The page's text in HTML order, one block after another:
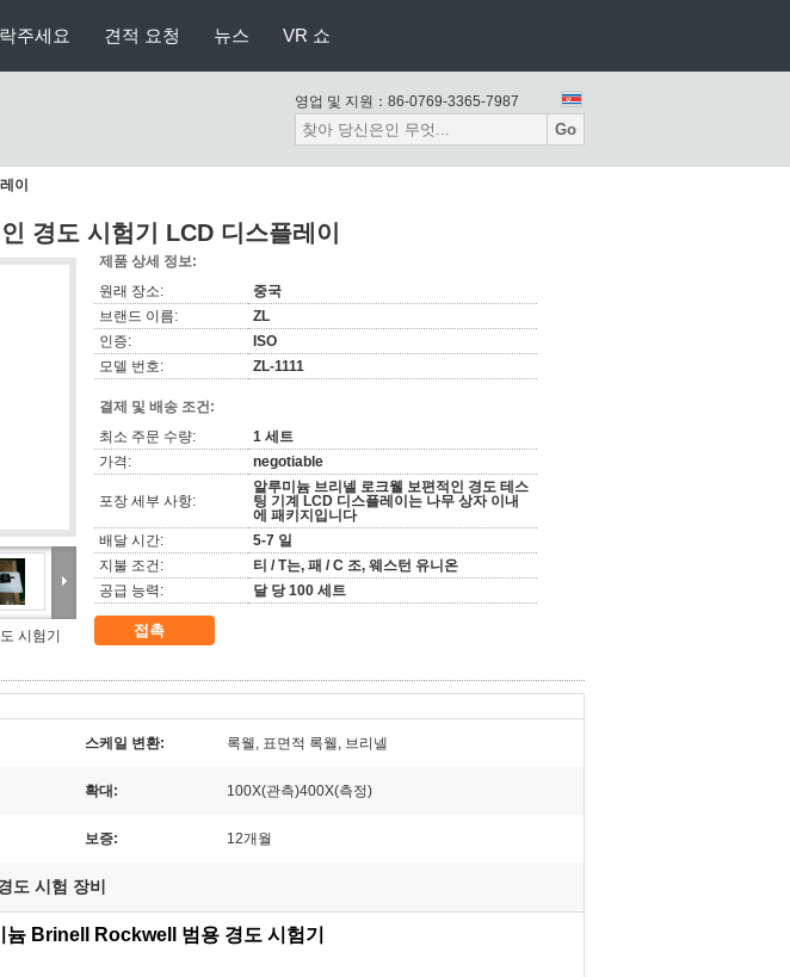
주세요 견적 요청 뉴스 VR 쇼
영업 및 지원： 86-0769-3365-7987
Go
이
경도 시험기 LCD 디스플레이
시험기
제품 상세 정보:
원래 장소:
중국
브랜드 이름:
ZL
인증:
ISO
모델 번호:
ZL-1111
결제 및 배송 조건:
최소 주문 수량:
1 세트
가격:
negotiable
포장 세부 사항:
알루미늄 브리넬 로크웰 보편적인 경도 테스
팅 기계 LCD 디스플레이는 나무 상자 이내
에 패키지입니다
배달 시간:
5-7 일
지불 조건:
티 / T는, 패 / C 조, 웨스턴 유니온
공급 능력:
달 당 100 세트
접촉
스케일 변환: 록웰, 표면적 록웰, 브리넬
확대: 100X(관측)400X(측정)
보증: 12개월
도 시험 장비
늄 Brinell Rockwell 범용 경도 시험기